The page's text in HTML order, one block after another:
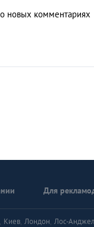
новых комментариях
Для
, Киев, Лондон, Лос-